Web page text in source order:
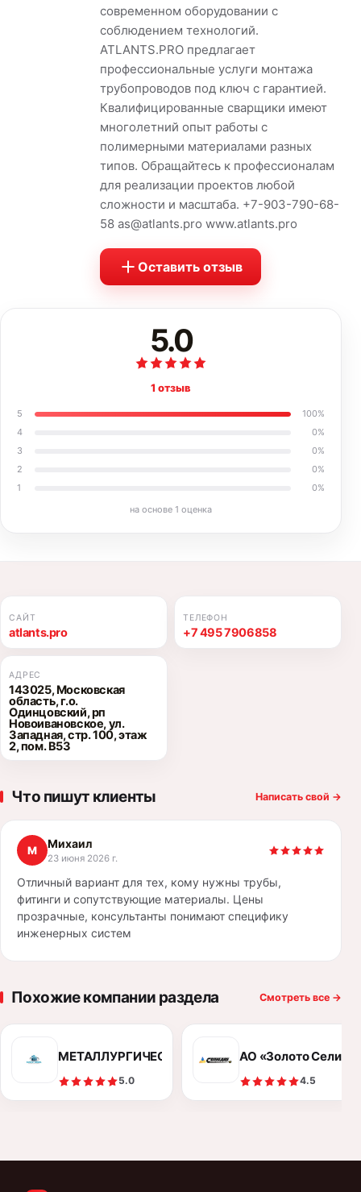
современном оборудовании с
соблюдением технологий.
ATLANTS.PRO предлагает
профессиональные услуги монтажа
трубопроводов под ключ с гарантией.
Квалифицированные сварщики имеют
многолетний опыт работы с
полимерными материалами разных
типов. Обращайтесь к профессионалам
для реализации проектов любой
сложности и масштаба. +7-903-790-68-
58 as@atlants.pro www.atlants.pro
Оставить отзыв
5.0
1 отзыв
5 100%
4
0%
3
0%
2
0%
1
0%
на основе 1 оценка
САЙТ
atlants.pro
ТЕЛЕФОН
+7 495 7906858
АДРЕС
143025, Московская
область, г.о.
Одинцовский, рп
Новоивановское, ул.
Западная, стр. 100, этаж
2, пом. В53
Что пишут клиенты Написать свой →
М Михаил
23 июня 2026 г.
Отличный вариант для тех, кому нужны трубы,
фитинги и сопутствующие материалы. Цены
прозрачные, консультанты понимают специфику
инженерных систем
Похожие компании раздела Смотреть все →
МЕТАЛЛУРГИЧЕСКИЙ КОМБИНАТ «ЕВРОСТАЛЬ»
5.0
АО «Золото
4.5